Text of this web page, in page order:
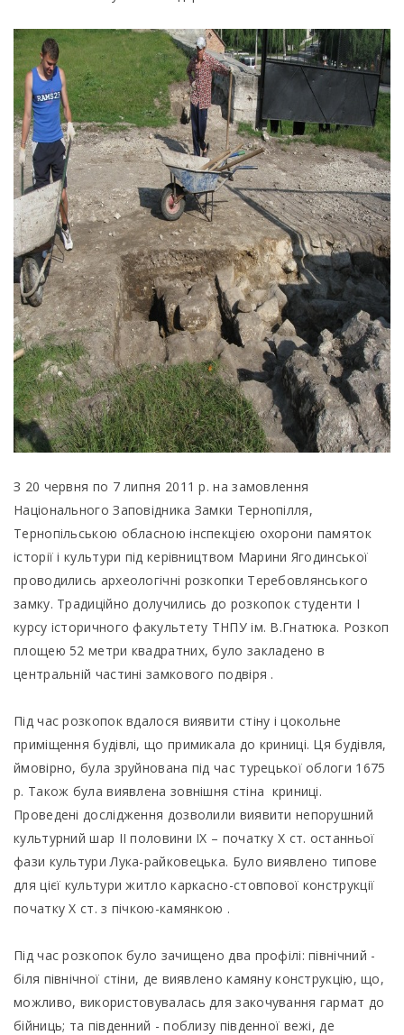
З 20 червня по 7 липня 2011 р. на замовлення
Національного Заповідника Замки Тернопілля,
Тернопільською обласною інспекцією охорони памяток
історії і культури під керівництвом Марини Ягодинської
проводились археологічні розкопки Теребовлянського
замку. Традиційно долучились до розкопок студенти І
курсу історичного факультету ТНПУ ім. В.Гнатюка. Розкоп
площею 52 метри квадратних, було закладено в
центральній частині замкового подвіря .
Під час розкопок вдалося виявити стіну і цокольне
приміщення будівлі, що примикала до криниці. Ця будівля,
ймовірно, була зруйнована під час турецької облоги 1675
р. Також була виявлена зовнішня стіна криниці.
Проведені дослідження дозволили виявити непорушний
культурний шар ІІ половини IX – початку X ст. останньої
фази культури Лука-райковецька. Було виявлено типове
для цієї культури житло каркасно-стовпової конструкції
початку Х ст. з пічкою-камянкою .
Під час розкопок було зачищено два профілі: північний -
біля північної стіни, де виявлено камяну конструкцію, що,
можливо, використовувалась для закочування гармат до
бійниць; та південний - поблизу південної вежі, де